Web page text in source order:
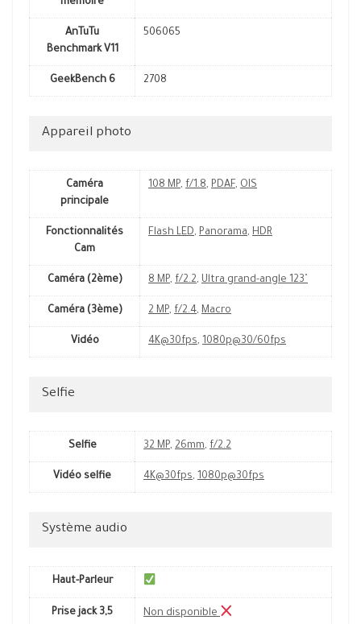
mémoire
AnTuTu
Benchmark V11
506065
GeekBench 6 2708
Appareil photo
Caméra
principale
108 MP, f/1.8, PDAF, OIS
Fonctionnalités
Cam
Flash LED, Panorama, HDR
Caméra (2ème) 8 MP, f/2.2, Ultra grand-angle 123˚
Caméra (3ème) 2 MP, f/2.4, Macro
Vidéo 4K@30fps, 1080p@30/60fps
Selfie
Selfie 32 MP, 26mm, f/2.2
Vidéo selfie 4K@30fps, 1080p@30fps
Système audio
Haut-Parleur
Prise jack 3,5 Non disponible